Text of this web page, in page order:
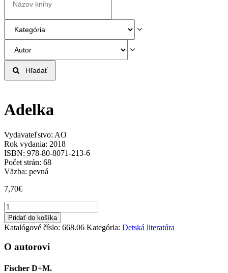
Hľadať
Adelka
Vydavateľstvo: AO
Rok vydania: 2018
ISBN: 978-80-8071-213-6
Počet strán: 68
Väzba: pevná
7,70€
množstvo
Adelka
Pridať do košíka
Katalógové číslo: 668.06 Kategória: Detská literatúra
O autorovi
Fischer D+M.